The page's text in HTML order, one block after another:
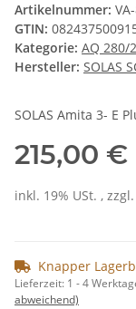
Artikelnummer:
GTIN:
Kategorie: AQ 280/
Hersteller: SOLAS
SOLAS Amita 3- E
215,00 €
inkl. 19% USt. , zzgl.
Knapper
Lieferzeit: 1 - 4
abweichend)